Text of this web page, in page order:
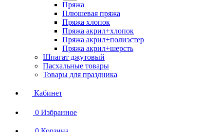
Пряжа
Плюшевая пряжа
Пряжа хлопок
Пряжа акрил+хлопок
Пряжа акрил+полиэстер
Пряжа акрил+шерсть
Шпагат джутовый
Пасхальные товары
Товары для праздника
Кабинет
0 Избранное